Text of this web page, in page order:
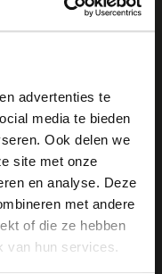
advertenties te
media te bieden
Ook delen we
site met onze
en analyse. Deze
met andere
of die ze hebben
van hun services.
×
Would